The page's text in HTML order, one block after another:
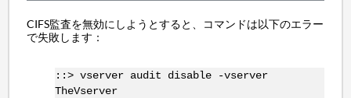
CIFS監査を無効にしようとすると、コマンドは以下のエラー
で失敗します：
::> vserver audit disable -vserver
TheVserver